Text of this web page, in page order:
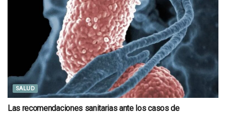
SALUD
Las recomendaciones sanitarias ante los casos de